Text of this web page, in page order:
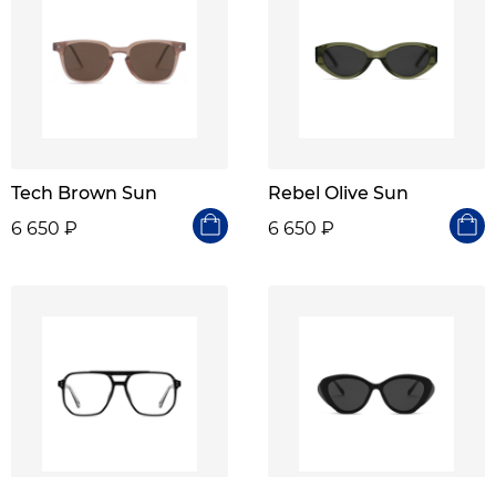
Tech Brown Sun
6 650 ₽
Rebel Olive Sun
6 650 ₽